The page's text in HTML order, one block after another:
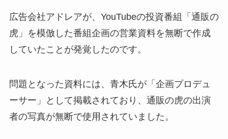
広告会社アドレアが、YouTubeの投資番組「通販の
虎」を模倣した番組企画の営業資料を無断で作成
していたことが発覚したのです。
問題となった資料には、青木氏が「企画プロデュ
ーサー」として掲載されており、通販の虎の出演
者の写真が無断で使用されていました。